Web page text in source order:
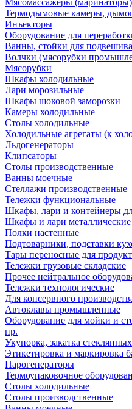
Мясомассажеры (маринаторы)
Термодымовые камеры,
Инъекторы
Оборудование для
Ванны, стойки для
Волчки (мясорубки
Мясорубки
Шкафы холодильные
Лари морозильные
Шкафы шоковой заморозки
Камеры холодильные
Столы холодильные
Холодильные агрегаты (к
Льдогенераторы
Клипсаторы
Столы производственные
Ванны моечные
Стеллажи производственные
Тележки функциональные
Шкафы, лари и контейнеры
Шкафы и лари
Полки настенные
Подтоварники, подставки
Тары переносные для
Тележки грузовые складские
Прочее нейтральное
Тележки технологические
Для консервного
Автоклавы промышленные
Оборудование для мойки и
пр.
Укупорка, закатка
Этикетировка и маркировка
Парогенераторы
Термоупаковочное
Столы холодильные
Столы производственные